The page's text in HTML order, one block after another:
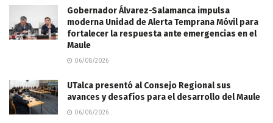
Gobernador Álvarez-Salamanca impulsa
moderna Unidad de Alerta Temprana Móvil para
fortalecer la respuesta ante emergencias en el
Maule
06/08/2026
UTalca presentó al Consejo Regional sus
avances y desafíos para el desarrollo del Maule
06/08/2026